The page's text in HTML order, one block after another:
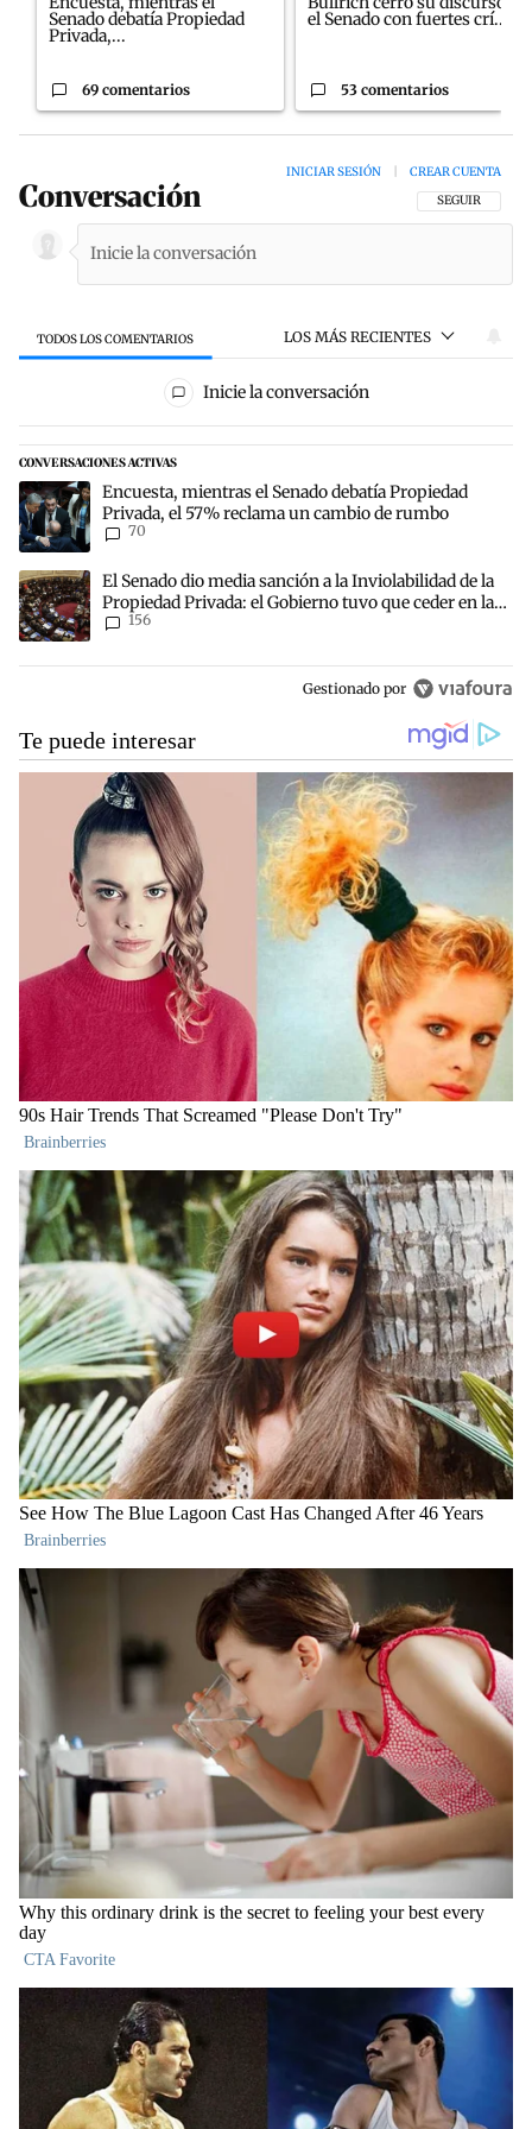
Senado debatía Propiedad
Privada,...
69 comentarios
el Senado con fuertes crí...
53 comentarios
Conversación SIGA ESTA
SEGUIR
INICIAR SESIÓN CREAR CUENTA
TODOS LOS COMENTARIOS LOS MÁS RECIENTES
Todos los comentarios
Inicie la conversación
CONVERSACIONES ACTIVAS
Este listado muestra los artículos con más comentarios en los
Un artículo de tendencia con el título "Encuesta, mientras el
Encuesta, mientras el Senado debatía Propiedad
Privada, el 57% reclama un cambio de rumbo
70
Un artículo de tendencia con el título "El Senado dio media
El Senado dio media sanción a la Inviolabilidad de la
Propiedad Privada: el Gobierno tuvo que ceder en la
Ley del Manejo del Fuego
156
Gestionado por